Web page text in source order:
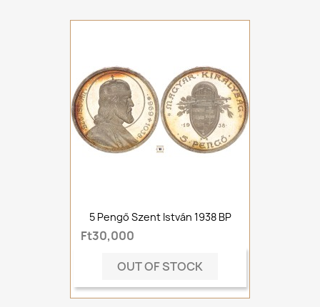
5 Pengő Szent István 1938 BP
Ft30,000
OUT OF STOCK